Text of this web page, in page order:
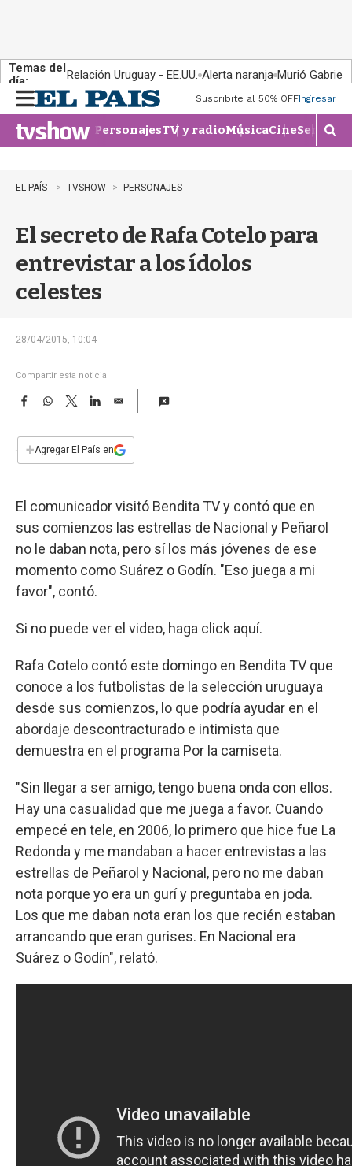
Temas del
día:
Relación Uruguay - EE.UU. Alerta naranja Murió Gabriel
n
u
Suscribite al 50% OFFIngresar
PersonajesTV y radioMúsicaCineSeries
M
o
a
EL PAÍS TVSHOW PERSONAJES
El secreto de Rafa Cotelo para
entrevistar a los ídolos
celestes
28/04/2015, 10:04
Compartir esta noticia
F
e
b
k
W
s
p
T
w
t
L
n
E
i
l
+Agregar El País en
El comunicador visitó Bendita TV y contó que en
sus comienzos las estrellas de Nacional y Peñarol
no le daban nota, pero sí los más jóvenes de ese
momento como Suárez o Godín. "Eso juega a mi
favor", contó.
Si no puede ver el video, haga click aquí.
Rafa Cotelo contó este domingo en Bendita TV que
conoce a los futbolistas de la selección uruguaya
desde sus comienzos, lo que podría ayudar en el
abordaje descontracturado e intimista que
demuestra en el programa Por la camiseta.
"Sin llegar a ser amigo, tengo buena onda con ellos.
Hay una casualidad que me juega a favor. Cuando
empecé en tele, en 2006, lo primero que hice fue La
Redonda y me mandaban a hacer entrevistas a las
estrellas de Peñarol y Nacional, pero no me daban
nota porque yo era un gurí y preguntaba en joda.
Los que me daban nota eran los que recién estaban
arrancando que eran gurises. En Nacional era
Suárez o Godín", relató.